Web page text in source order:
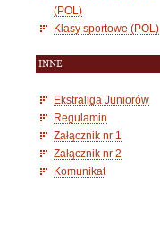
(POL)
Klasy sportowe (POL)
INNE
Ekstraliga Juniorów
Regulamin
Załącznik nr 1
Załącznik nr 2
Komunikat